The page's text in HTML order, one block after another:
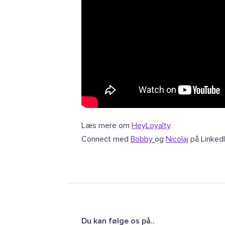
Læs mere om HeyLoyalty.
Connect med Bobby og Nicolaj på
Du kan følge os på..